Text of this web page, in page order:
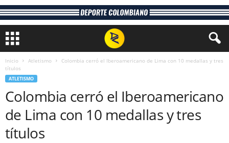
Inicio Atletismo
Colombia cerró el Iberoamericano de Lima con 10 medallas y tres
títulos
ATLETISMO
Colombia cerró el Iberoamericano
de Lima con 10 medallas y tres
títulos